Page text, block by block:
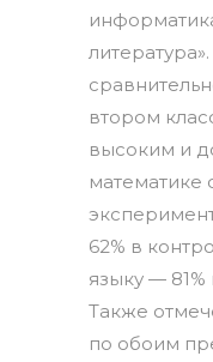
втором
высоким и
математике
62% в
языку — 81%
Также
по обоим